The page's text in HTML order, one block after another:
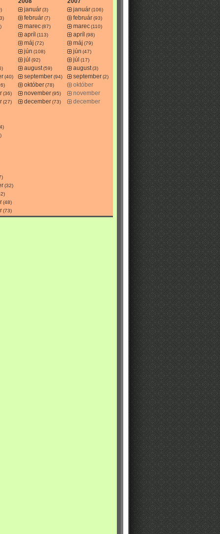
(40)
(36)
(27)
január(3)
február(7)
marec(87)
apríl (113)
máj (72)
jún (108)
júl (92)
august(59)
september(94)
október(78)
november(95)
december(73)
január(106)
február(93)
marec(110)
apríl (98)
máj (79)
jún (47)
júl (17)
august(3)
september(2)
október
november
december
(32)
(48)
(73)